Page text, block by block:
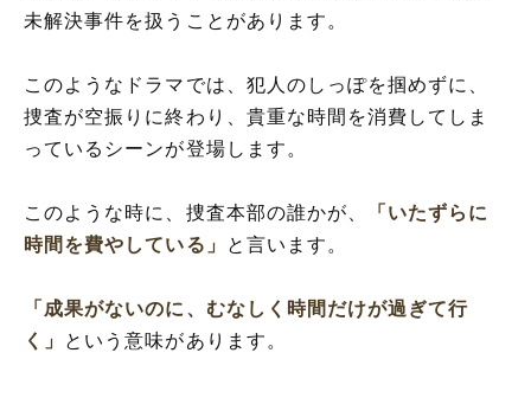
未解決事件を扱うことがあります。
このようなドラマでは、犯人のしっぽを掴めずに、
捜査が空振りに終わり、貴重な時間を消費してしま
っているシーンが登場します。
このような時に、捜査本部の誰かが、
「いたずらに
時間を費やしている」
と言います。
「成果がないのに、むなしく時間だけが過ぎて行
く」
という意味があります。